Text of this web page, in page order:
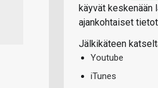
käyvät keskenään
ajankohtaiset
Jälkikäteen
Youtube
iTunes